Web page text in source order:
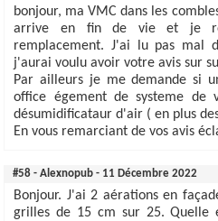
bonjour, ma VMC dans les
arrive en fin de vie et je
remplacement. J'ai lu pas mal
j'aurai voulu avoir votre avis sur
Par ailleurs je me demande si
office égement de systeme de
désumidificataur d'air ( en plus
En vous remarciant de vos avis
#58 - Alexnopub - 11 Décembre 2022
Bonjour. J'ai 2 aérations en
grilles de 15 cm sur 25. Quelle